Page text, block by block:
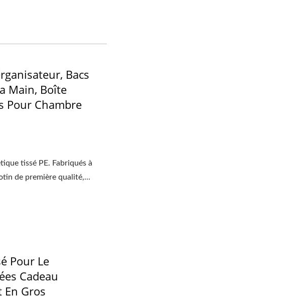
Bacs
Main, Boîte
Pour Chambre
tissé PE. Fabriqués à
de première qualité,...
Pour Le
Cadeau
En Gros